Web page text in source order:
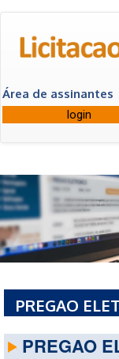
Área de assinantes
PREGAO
PREGAO